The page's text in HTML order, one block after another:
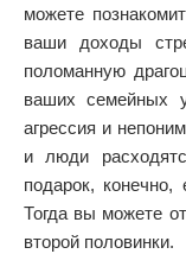
можете
ваши доходы
поломанную
ваших семейных
агрессия и
и люди
подарок,
Тогда вы можете
второй половинки.